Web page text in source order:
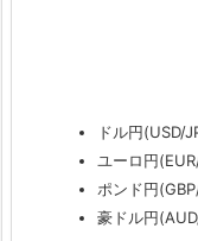
ドル円(USD/
ユーロ円
ポンド円
豪ドル円